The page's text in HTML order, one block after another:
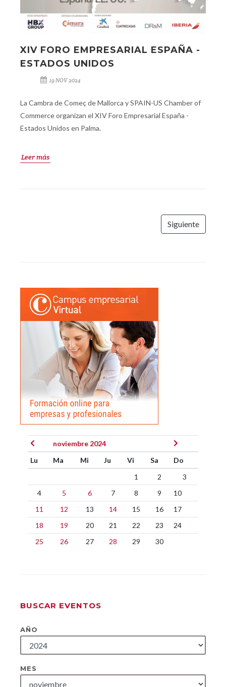
XIV FORO EMPRESARIAL ESPAÑA -
ESTADOS UNIDOS
19 NOV 2024
La Cambra de Começ de Mallorca y SPAIN-US Chamber of
Commerce organizan el XIV Foro Empresarial España -
Estados Unidos en Palma.
Leer más
Siguiente
noviembre 2024
Lu
Ma Mi Ju Vi Sa
Do
1
2
3
4
5 6 7 8 9
10
11
12 13 14 15 16
17
18
19 20 21 22 23
24
25
26 27 28 29 30
BUSCAR EVENTOS
AÑO
MES